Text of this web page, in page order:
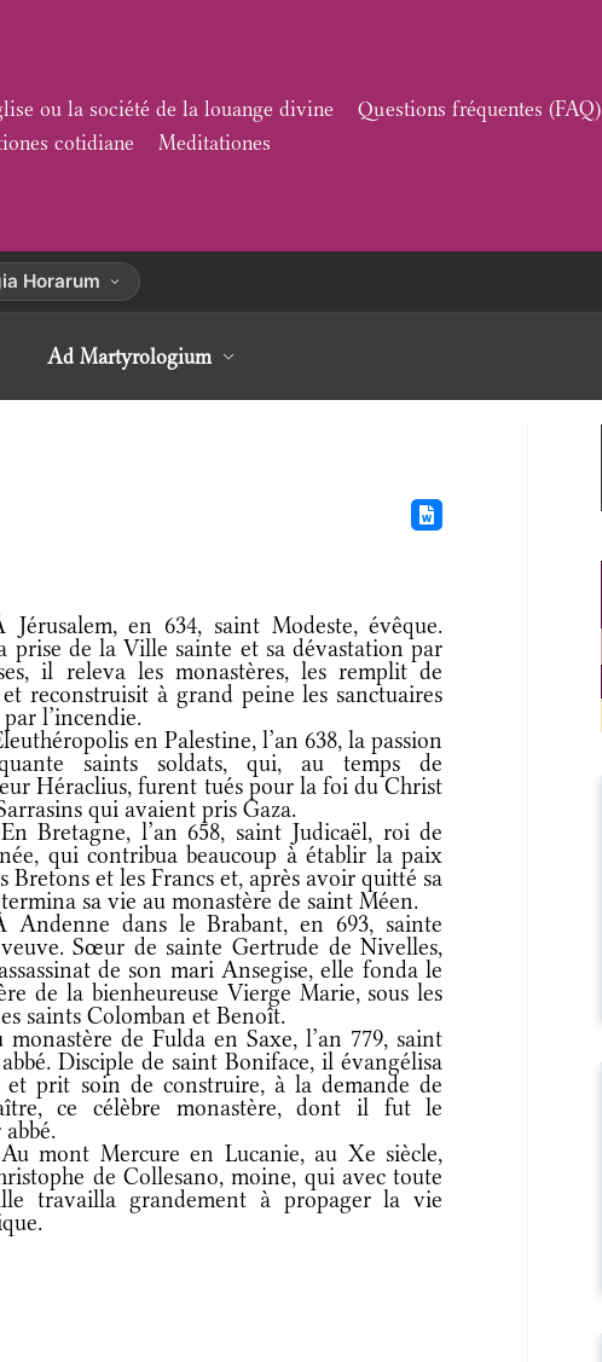
ou la société de la louange divine Questions fréquentes (FAQ)
cotidiane
Meditationes
Horarum
Ad Martyrologium
en 634, saint Modeste, évêque.
prise de la Ville sainte et sa dévastation par
il releva les monastères, les remplit de
reconstruisit à grand peine les sanctuaires
l’incendie.
en Palestine, l’an 638, la passion
saints soldats, qui, au temps de
Héraclius, furent tués pour la foi du Christ
qui avaient pris Gaza.
Bretagne, l’an 658, saint Judicaël, roi de
qui contribua beaucoup à établir la paix
Bretons et les Francs et, après avoir quitté sa
sa vie au monastère de saint Méen.
dans le Brabant, en 693, sainte
Sœur de sainte Gertrude de Nivelles,
de son mari Ansegise, elle fonda le
de la bienheureuse Vierge Marie, sous les
saints Colomban et Benoît.
de Fulda en Saxe, l’an 779, saint
Disciple de saint Boniface, il évangélisa
et prit soin de construire, à la demande de
ce célèbre monastère, dont il fut le
mont Mercure en Lucanie, au Xe siècle,
de Collesano, moine, qui avec toute
travailla grandement à propager la vie